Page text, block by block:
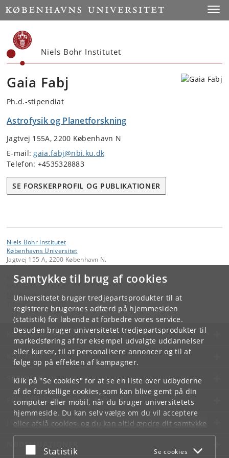
Samtykke til brug af cookies
Universitetet bruger tredjepartsprodukter til at
registrere brugernes adfærd på hjemmesiden
(statistik) for løbende at forbedre vores service.
Desuden bruger universitetet tredjepartsprodukter til
markedsføring af for eksempel udvalgte uddannelser
eller kurser, til at personalisere annoncer og til at
følge op på effekten af kampagner.
Klik på "Se cookies" for at se en liste over udbyderne
af de forskellige cookies, som kan blive gemt på din
computer eller mobil, når du bruger universitetets
hjemmeside. Du kan selv vælge om du vil acceptere
eller afslå cookies, og du kan altid ændre dit samtykke
underCookie- og privatlivspolitiksom du finder i
bunden af hver side.
Acceptér eller afslå
Statistik Se cookies
Start
Niels Bohr Institutet
Gaia Fabj
Ph.d.-stipendiat
Astrofysik og Planetforskning
Jagtvej 155A, 2200 København N
E-mail:gaia.fabj@nbi.ku.dk
Telefon: +4535328883
SE FORSKERPROFIL OG PUBLIKATIONER
Niels Bohr Institutet
Københavns Universitet
Jagtvej 155 A, 2200 København N.
Kontakt:
Niels Bohr Institutet
NBI@ nbi ku.dk
KØBENHAVNS UNIVERSITET
KONTAKT
SERVICES
FOR STUDERENDE OG ANSATTE
JOB OG KARRIERE
NØDSITUATIONER